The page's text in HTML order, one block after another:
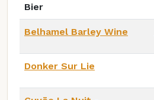
Bier
Belhamel Barley Wine
Donker Sur Lie